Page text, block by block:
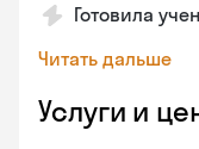
Готовила
Читать дальше
Услуги и